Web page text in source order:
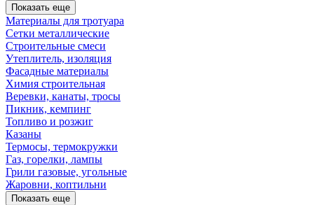
Показать еще
Материалы для тротуара
Сетки металлические
Строительные смеси
Утеплитель, изоляция
Фасадные материалы
Химия строительная
Веревки, канаты, тросы
Пикник, кемпинг
Топливо и розжиг
Казаны
Термосы, термокружки
Газ, горелки, лампы
Грили газовые, угольные
Жаровни, коптильни
Показать еще